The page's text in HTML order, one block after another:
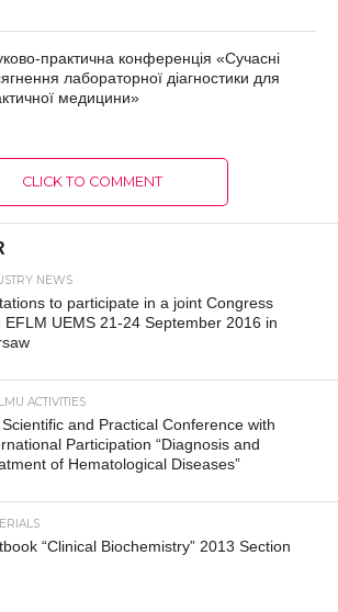
практична конференція «Сучасні
лабораторної діагностики для
медицини»
CLICK TO COMMENT
NEWS
to participate in a joint Congress
EFLM UEMS 21-24 September 2016 in
ACTIVITIES
and Practical Conference with
Participation “Diagnosis and
of Hematological Diseases”
“Clinical Biochemistry” 2013 Section